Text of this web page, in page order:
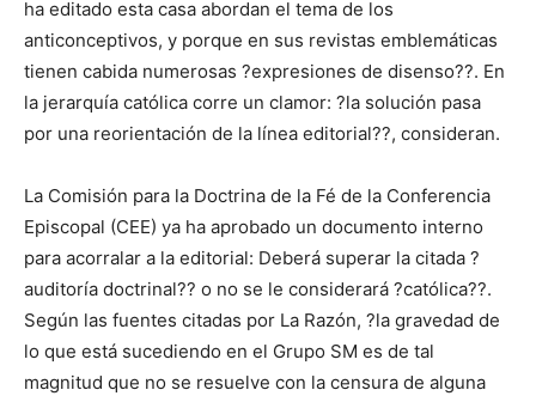
ha editado esta casa abordan el tema de los
anticonceptivos, y porque en sus revistas emblemáticas
tienen cabida numerosas ?expresiones de disenso??. En
la jerarquía católica corre un clamor: ?la solución pasa
por una reorientación de la línea editorial??, consideran.
La Comisión para la Doctrina de la Fé de la Conferencia
Episcopal (CEE) ya ha aprobado un documento interno
para acorralar a la editorial: Deberá superar la citada ?
auditoría doctrinal?? o no se le considerará ?católica??.
Según las fuentes citadas por La Razón, ?la gravedad de
lo que está sucediendo en el Grupo SM es de tal
magnitud que no se resuelve con la censura de alguna